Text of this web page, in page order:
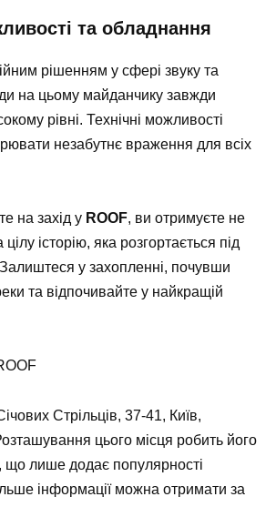
та обладнання
рішенням у сфері звуку та
на цьому майданчику завжди
рівні. Технічні можливості
незабутнє враження для всіх
на захід у ROOF, ви отримуєте не
історію, яка розгортається під
у захопленні, почувши
та відпочивайте у найкращій
Стрільців, 37-41, Київ,
цього місця робить його
що лише додає популярності
інформації можна отримати за